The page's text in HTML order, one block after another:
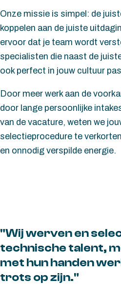
Onze missie is simpel: de
koppelen aan de juiste
ervoor dat je team wordt
specialisten die naast de
ook perfect in jouw cultuur
Door meer werk aan de
door lange persoonlijke
van de vacature, weten we
selectieprocedure te
en onnodig verspilde energie.
"Wij werven en
technische talent,
met hun handen
trots op zijn."